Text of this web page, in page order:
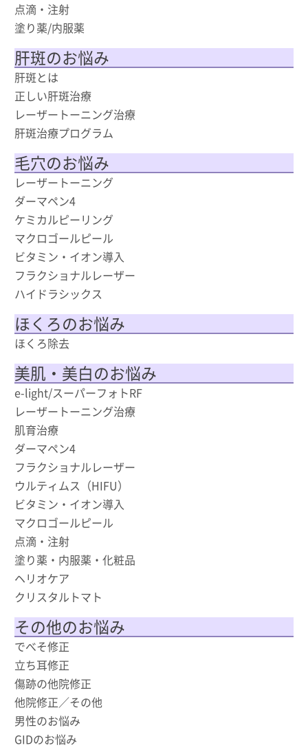
点滴・注射
塗り薬/内服薬
肝斑のお悩み
肝斑とは
正しい肝斑治療
レーザートーニング治療
肝斑治療プログラム
毛穴のお悩み
レーザートーニング
ダーマペン4
ケミカルピーリング
マクロゴールピール
ビタミン・イオン導入
フラクショナルレーザー
ハイドラシックス
ほくろのお悩み
ほくろ除去
美肌・美白のお悩み
e-light/スーパーフォトRF
レーザートーニング治療
肌育治療
ダーマペン4
フラクショナルレーザー
ウルティムス（HIFU）
ビタミン・イオン導入
マクロゴールピール
点滴・注射
塗り薬・内服薬・化粧品
ヘリオケア
クリスタルトマト
その他のお悩み
でべそ修正
立ち耳修正
傷跡の他院修正
他院修正／その他
男性のお悩み
GIDのお悩み